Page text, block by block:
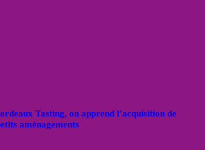
Tasting, on apprend l’acquisition de
aménagements